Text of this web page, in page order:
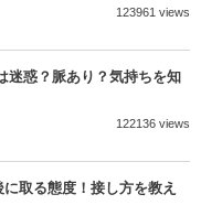
123961 views
迷惑？脈あり？気持ちを知
122136 views
取る態度！接し方を教え